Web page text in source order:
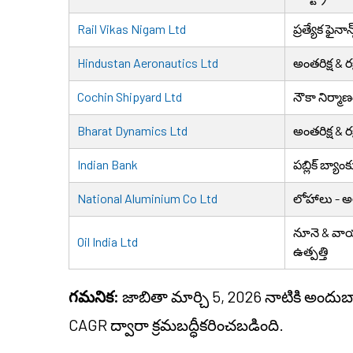
Rail Vikas Nigam Ltd ప్రత్యేక
Hindustan Aeronautics Ltd అంతరిక్ష &
Cochin Shipyard Ltd నౌకా
Bharat Dynamics Ltd అంతరిక్ష &
Indian Bank పబ్లిక్
National Aluminium Co Ltd లోహాలు -
Oil India Ltd
నూనె &
ఉత్పత్తి
గమనిక: జాబితా మార్చి 5, 2026 నాటికి
CAGR ద్వారా క్రమబద్ధీకరించబడింది.